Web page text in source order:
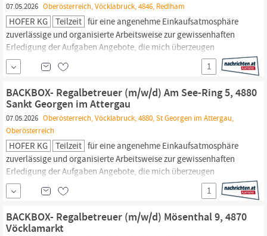
07.05.2026 Oberösterreich, Vöcklabruck, 4846, Redlham
HOFER KG Teilzeit für eine angenehme Einkaufsatmosphäre
zuverlässige und organisierte Arbeitsweise zur gewissenhaften
Erledigung der Aufgaben Angebote, die mich überzeugen
attraktive Teilzeitoptionen, auch als
geeignet
vielseitiges Tätigkeitsfeld umfangreiche Einarbeitung und
individuelles Onboarding top ausgestattet mit Headset und
immer verbunden mit dem...
1
BACKBOX- Regalbetreuer (m/w/d) Am See-Ring 5, 4880
Sankt Georgen im Attergau
07.05.2026 Oberösterreich, Vöcklabruck, 4880, St Georgen im Attergau,
Oberösterreich
HOFER KG Teilzeit für eine angenehme Einkaufsatmosphäre
zuverlässige und organisierte Arbeitsweise zur gewissenhaften
Erledigung der Aufgaben Angebote, die mich überzeugen
attraktive Teilzeitoptionen, auch als
geeignet
vielseitiges Tätigkeitsfeld umfangreiche Einarbeitung und
individuelles Onboarding top ausgestattet mit Headset und
immer verbunden mit dem...
1
BACKBOX- Regalbetreuer (m/w/d) Mösenthal 9, 4870
Vöcklamarkt